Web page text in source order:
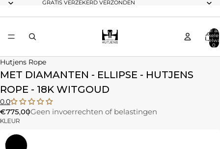
GRATIS VERZEKERD VERZONDEN
Totaal
0
Hutjens Rope
MET DIAMANTEN - ELLIPSE - HUTJENS
ROPE - 18K WITGOUD
0.0
€775,00Geen invoerrechten of belastingen
KLEUR
Witgoud